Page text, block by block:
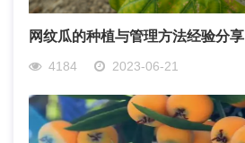
网纹瓜的种植与管理方法经验分享
4184 2023-06-21